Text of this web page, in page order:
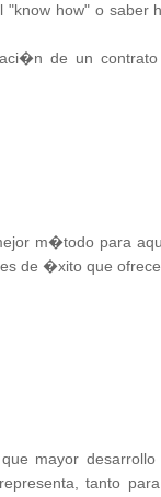
how" o saber
de un contrato
m�todo para
de �xito que
mayor
tanto